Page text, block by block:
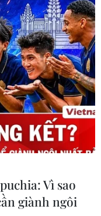
Thủ đô Hà
Vì sao
giành ngôi